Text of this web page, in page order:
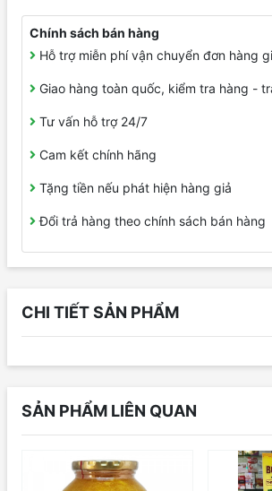
Chính sách bán hàng
Hỗ trợ miễn phí vận chuyển đơn hàng
Giao hàng toàn quốc, kiểm tra hàng -
Tư vấn hỗ trợ 24/7
Cam kết chính hãng
Tặng tiền nếu phát hiện hàng giả
Đổi trả hàng theo chính sách bán hàng
CHI TIẾT SẢN PHẨM
SẢN PHẨM LIÊN QUAN